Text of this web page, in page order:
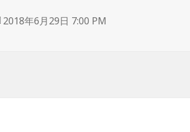
投
2018年6月29日 7:00 PM